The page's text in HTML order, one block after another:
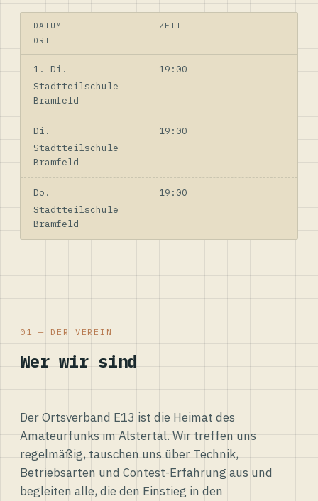
DATUM
ZEIT
ORT
1. Di.
19:00
Stadtteilschule
Bramfeld
Di.
19:00
Stadtteilschule
Bramfeld
Do.
19:00
Stadtteilschule
Bramfeld
01 — DER VEREIN
Wer wir sind
Der Ortsverband E13 ist die Heimat des
Amateurfunks im Alstertal. Wir treffen uns
regelmäßig, tauschen uns über Technik,
Betriebsarten und Contest-Erfahrung aus und
begleiten alle, die den Einstieg in den